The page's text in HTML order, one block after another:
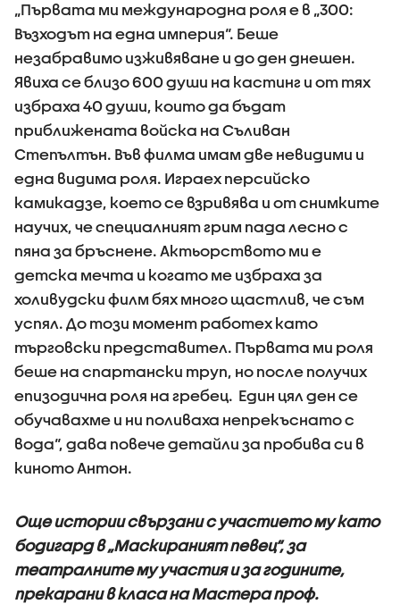
„Първата ми международна роля е в „300:
Възходът на една империя“. Беше
незабравимо изживяване и до ден днешен.
Явиха се близо 600 души на кастинг и от тях
избраха 40 души, които да бъдат
приближената войска на Съливан
Степълтън. Във филма имам две невидими и
една видима роля. Играех персийско
камикадзе, което се взривява и от снимките
научих, че специалният грим пада лесно с
пяна за бръснене. Актьорството ми е
детска мечта и когато ме избраха за
холивудски филм бях много щастлив, че съм
успял. До този момент работех като
търговски представител. Първата ми роля
беше на спартански труп, но после получих
епизодична роля на гребец. Един цял ден се
обучавахме и ни поливаха непрекъснато с
вода“, дава повече детайли за пробива си в
киното Антон.
Още истории свързани с участието му като
бодигард в „Маскираният певец“, за
театралните му участия и за годините,
прекарани в класа на Мастера проф.